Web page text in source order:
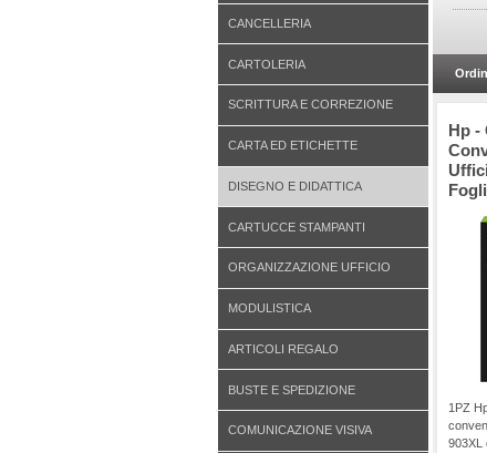
CANCELLERIA
CARTOLERIA
SCRITTURA E CORREZIONE
CARTA ED ETICHETTE
DISEGNO E DIDATTICA
CARTUCCE STAMPANTI
ORGANIZZAZIONE UFFICIO
MODULISTICA
ARTICOLI REGALO
BUSTE E SPEDIZIONE
COMUNICAZIONE VISIVA
Hp -
1PZ
903XL